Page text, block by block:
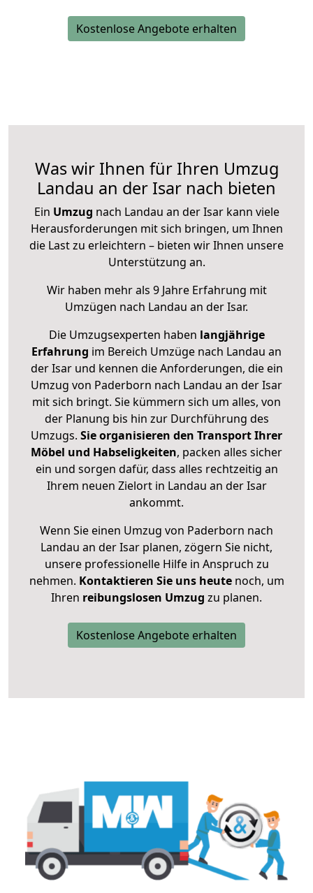
Kostenlose Angebote erhalten
Was wir Ihnen für Ihren Umzug
Landau an der Isar nach bieten
Ein Umzug nach Landau an der Isar kann viele
Herausforderungen mit sich bringen, um Ihnen
die Last zu erleichtern – bieten wir Ihnen unsere
Unterstützung an.
Wir haben mehr als 9 Jahre Erfahrung mit
Umzügen nach Landau an der Isar.
Die Umzugsexperten haben langjährige
Erfahrung im Bereich Umzüge nach Landau an
der Isar und kennen die Anforderungen, die ein
Umzug von Paderborn nach Landau an der Isar
mit sich bringt. Sie kümmern sich um alles, von
der Planung bis hin zur Durchführung des
Umzugs. Sie organisieren den Transport Ihrer
Möbel und Habseligkeiten, packen alles sicher
ein und sorgen dafür, dass alles rechtzeitig an
Ihrem neuen Zielort in Landau an der Isar
ankommt.
Wenn Sie einen Umzug von Paderborn nach
Landau an der Isar planen, zögern Sie nicht,
unsere professionelle Hilfe in Anspruch zu
nehmen. Kontaktieren Sie uns heutenoch, um
Ihren reibungslosen Umzug zu planen.
Kostenlose Angebote erhalten